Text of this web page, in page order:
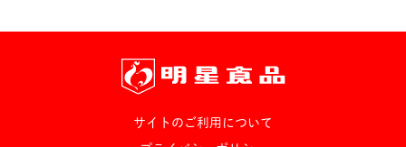
サイトのご利用について